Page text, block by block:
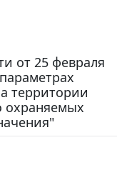
от 25 февраля
территории
охраняемых